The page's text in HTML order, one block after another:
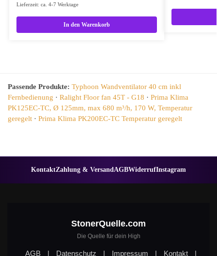
Lieferzeit: ca. 4-7 Werktage
In den Warenkorb
Passende Produkte: Typhoon Wandventilator 40 cm inkl
Fernbedienung · Ralight Floor fan 45T - G18 · Prima Klima
PK125EC-TC, Ø 125mm, max 680 m³/h, 170 W, Temperatur
geregelt · Prima Klima PK200EC-TC Temperatur geregelt
KontaktZahlung & VersandAGBWiderrufInstagram
StonerQuelle.com
Die Quelle für dein High
AGB | Datenschutz | Impressum | Kontakt
|